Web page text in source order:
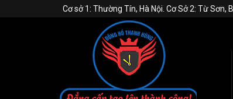
Cơ sở 1: Thường Tín, Hà Nội. Cơ Sở 2: Từ Sơn,